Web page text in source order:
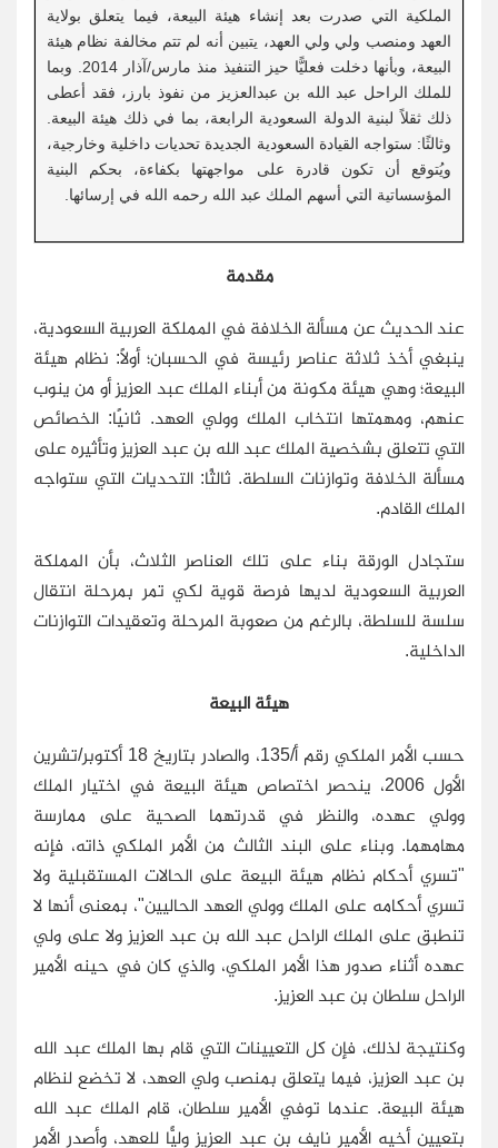
الملكية التي صدرت بعد إنشاء هيئة البيعة، فيما يتعلق بولاية
العهد ومنصب ولي ولي العهد، يتبين أنه لم تتم مخالفة نظام هيئة
البيعة، وبأنها دخلت فعليًّا حيز التنفيذ منذ مارس/آذار 2014. وبما
للملك الراحل عبد الله بن عبدالعزيز من نفوذ بارز، فقد أعطى
ذلك ثقلاً لبنية الدولة السعودية الرابعة، بما في ذلك هيئة البيعة.
وثالثًا: ستواجه القيادة السعودية الجديدة تحديات داخلية وخارجية،
ويُتوقع أن تكون قادرة على مواجهتها بكفاءة، بحكم البنية
المؤسساتية التي أسهم الملك عبد الله رحمه الله في إرسائها.
مقدمة
عند الحديث عن مسألة الخلافة في المملكة العربية السعودية،
ينبغي أخذ ثلاثة عناصر رئيسة في الحسبان؛ أولاً: نظام هيئة
البيعة؛ وهي هيئة مكونة من أبناء الملك عبد العزيز أو من ينوب
عنهم، ومهمتها انتخاب الملك وولي العهد. ثانيًا: الخصائص
التي تتعلق بشخصية الملك عبد الله بن عبد العزيز وتأثيره على
مسألة الخلافة وتوازنات السلطة. ثالثًا: التحديات التي ستواجه
الملك القادم.
ستجادل الورقة بناء على تلك العناصر الثلاث، بأن المملكة
العربية السعودية لديها فرصة قوية لكي تمر بمرحلة انتقال
سلسة للسلطة، بالرغم من صعوبة المرحلة وتعقيدات التوازنات
الداخلية.
هيئة البيعة
حسب الأمر الملكي رقم أ/135، والصادر بتاريخ 18 أكتوبر/تشرين
الأول 2006، ينحصر اختصاص هيئة البيعة في اختيار الملك
وولي عهده، والنظر في قدرتهما الصحية على ممارسة
مهامهما. وبناء على البند الثالث من الأمر الملكي ذاته، فإنه
"تسري أحكام نظام هيئة البيعة على الحالات المستقبلية ولا
تسري أحكامه على الملك وولي العهد الحاليين"، بمعنى أنها لا
تنطبق على الملك الراحل عبد الله بن عبد العزيز ولا على ولي
عهده أثناء صدور هذا الأمر الملكي، والذي كان في حينه الأمير
الراحل سلطان بن عبد العزيز.
وكنتيجة لذلك، فإن كل التعيينات التي قام بها الملك عبد الله
بن عبد العزيز، فيما يتعلق بمنصب ولي العهد، لا تخضع لنظام
هيئة البيعة. عندما توفي الأمير سلطان، قام الملك عبد الله
بتعيين أخيه الأمير نايف بن عبد العزيز وليًّا للعهد، وأصدر الأمر